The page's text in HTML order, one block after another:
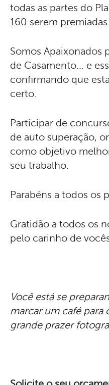
todas as partes do
160 serem
Somos Apaixonados
de Casamento... e
confirmando que
certo.
Participar de
de auto superação,
como objetivo
seu trabalho.
Parabéns a todos os
Gratidão a todos os
pelo carinho de
Você está se
marcar um café para
grande prazer